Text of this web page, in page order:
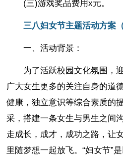
(三)游戏奖品费用x元。
三八妇女节主题活动方案（
一、活动背景：
为了活跃校园文化氛围，
广大女生更多的关注自身的道
健康，独立意识等综合素质的
采，搭建一条女生与男生之间
走成长，成才，成功之路，让
里随梦想一起放飞。“妇女节”